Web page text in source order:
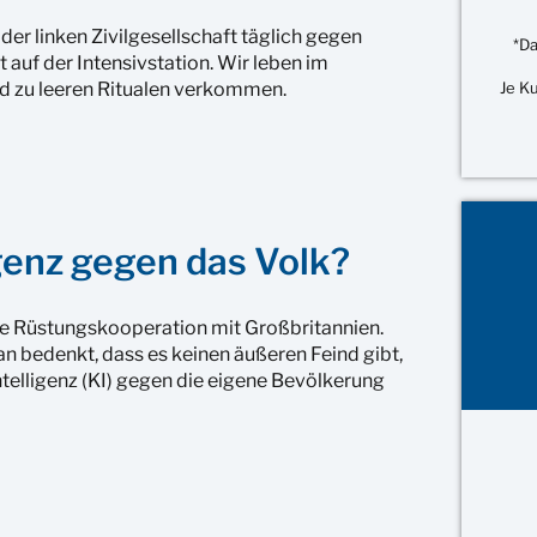
linken Zivilgesellschaft täglich gegen
auf der Intensivstation. Wir leben im
zu leeren Ritualen verkommen.
gegen das Volk?
Rüstungskooperation mit Großbritannien.
bedenkt, dass es keinen äußeren Feind gibt,
(KI) gegen die eigene Bevölkerung
Je